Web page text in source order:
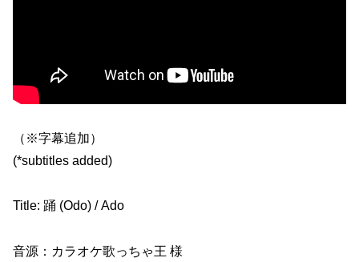
（※字幕追加）
(*subtitles added)
Title: 踊 (Odo) / Ado
音源：カラオケ歌っちゃ王 様